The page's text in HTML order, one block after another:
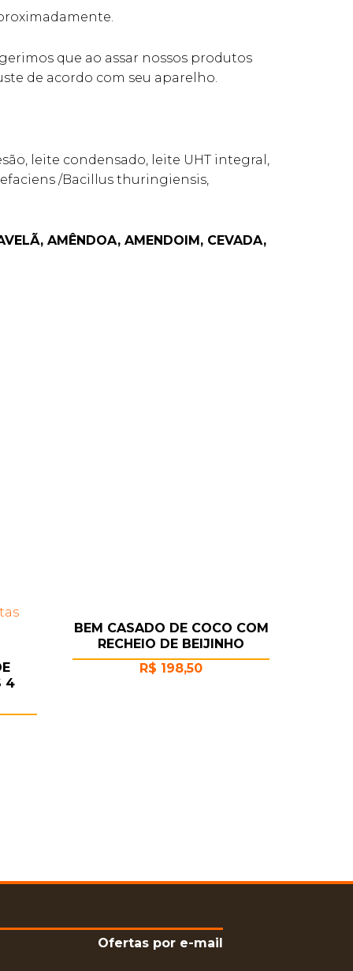
que ao assar nossos produtos
de acordo com seu aparelho.
leite condensado, leite UHT integral,
/Bacillus thuringiensis,
AMÊNDOA, AMENDOIM, CEVADA,
4
BEM CASADO DE COCO COM
RECHEIO DE BEIJINHO
R$ 198,50
Ofertas por e-mail